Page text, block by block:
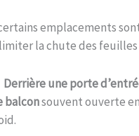
emplacements
la chute des feuilles
Derrière une porte
balconsouvent ouverte